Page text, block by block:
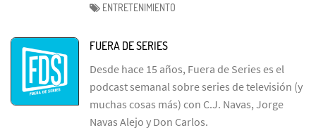
ENTRETENIMIENTO
FUERA DE SERIES
Desde hace 15 años, Fuera de Series es el
podcast semanal sobre series de televisión (y
muchas cosas más) con C.J. Navas, Jorge
Navas Alejo y Don Carlos.